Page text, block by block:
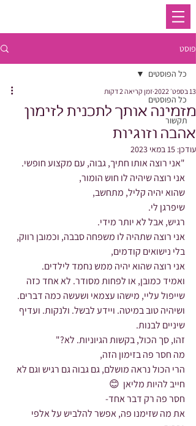
פוסט
כל הפוסטים
תקשור
כל הפוסטים
מזמינה אותך לתכנית לזימון
אהבה וזוגיות
13 בספט׳ 2022 זמן קריאה 2 דקות
עודכן: 15 במאי 2023
"אני רוצה אותו חתיך, גבוה, עם מקצוע חופשי.
אני רוצה שיהיה לו חוש הומור,
שהוא יהיה קליל, מתחשב,
שיפרגן לי.
רגיש, אבל לא יותר מידי.
אני רוצה שתהיה לו משפחה סבבה, וכמובן רווק,
בלי נישואים קודמים,
אני רוצה שהוא יהיה ממש נחמד לילדים.
ואמיד כמובן, או לפחות מסודר. לא אחד כזה
שייפול עליי, מישהו עצמאי ושעשה כמה דברים.
ושיהיה טוב במיטה. ויידע לבשל. ולנקות. ועדיף
שיניים לבנות.
זהו, סך הכול, בקשות הגיוניות. לא?"
מה חסר פה בזימון הזה,
הרי הכול נראה מושלם, גם גבוה גם רגיש וגם לא
חייב להיות מליאן  😊
חסר פה רק דבר אחד-
את מה שזימנו פה, אפשר להלביש על אלפי